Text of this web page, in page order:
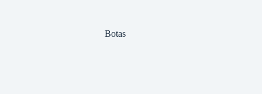
Botas